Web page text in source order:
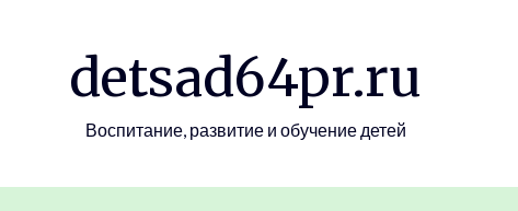
detsad64pr.ru
Воспитание, развитие и обучение детей